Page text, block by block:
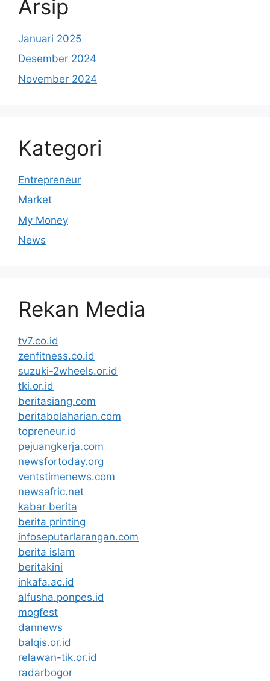
Arsip
Januari 2025
Desember 2024
November 2024
Kategori
Entrepreneur
Market
My Money
News
Rekan Media
tv7.co.id
zenfitness.co.id
suzuki-2wheels.or.id
tki.or.id
beritasiang.com
beritabolaharian.com
topreneur.id
pejuangkerja.com
newsfortoday.org
ventstimenews.com
newsafric.net
kabar berita
berita printing
infoseputarlarangan.com
berita islam
beritakini
inkafa.ac.id
alfusha.ponpes.id
mogfest
dannews
balqis.or.id
relawan-tik.or.id
radarbogor